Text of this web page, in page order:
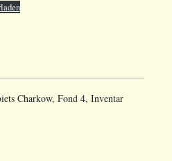
Charkow, Fond 4, Inventar